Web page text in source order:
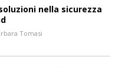
nella sicurezza
Tomasi